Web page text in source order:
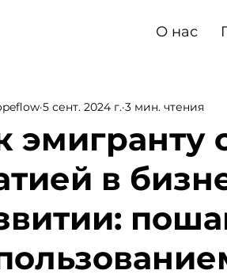
О нас
эмигранту
в
5 сент. 2024 г. 3 мин. чтения